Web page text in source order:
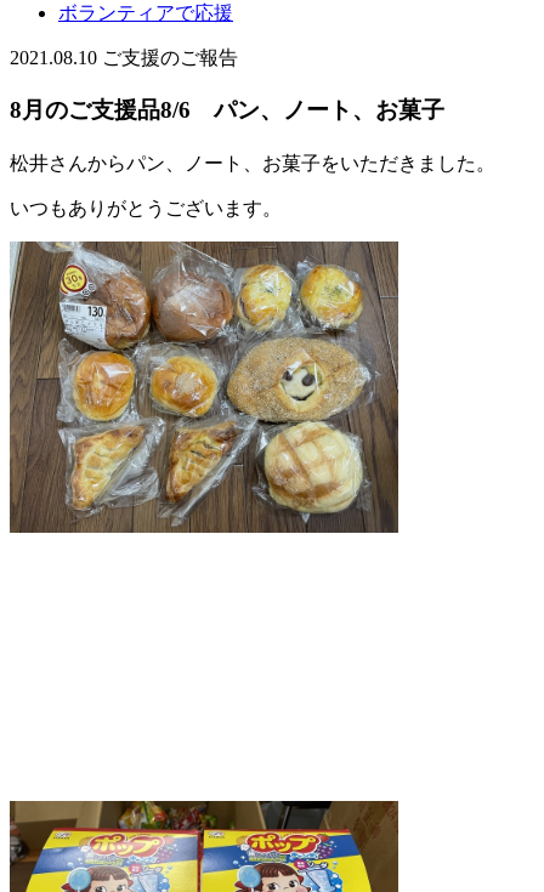
ボランティアで応援
2021.08.10 ご支援のご報告
8月のご支援品8/6 パン、ノート、お菓子
松井さんからパン、ノート、お菓子をいただきました。
いつもありがとうございます。